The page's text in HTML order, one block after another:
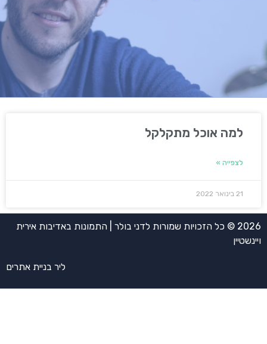
למה אוכל מתקלקל
לצפייה »
21 בינואר 2022
2026 © כל הזכויות שמורות לדני בולר | התמונות באדיבות אירית
ויינשטיין
ליר בניית אתרים